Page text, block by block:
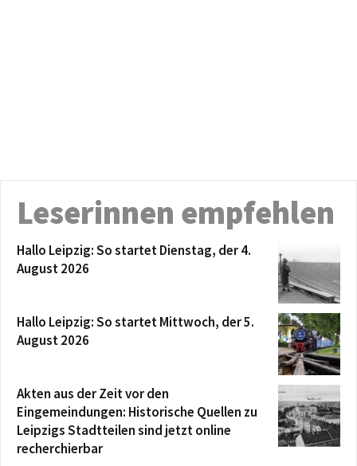
Leserinnen empfehlen
Hallo Leipzig: So startet Dienstag, der 4.
August 2026
Hallo Leipzig: So startet Mittwoch, der 5.
August 2026
Akten aus der Zeit vor den
Eingemeindungen: Historische Quellen zu
Leipzigs Stadtteilen sind jetzt online
recherchierbar